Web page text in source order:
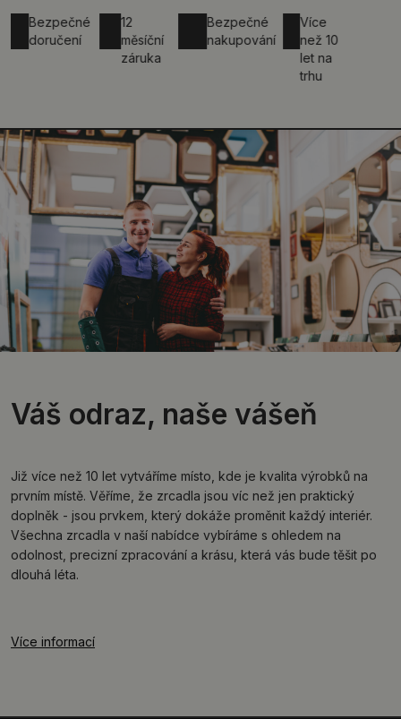
Bezpečné
doručení
měsíční
záruka
Bezpečné
nakupování
než 10
let na
Váš odraz, naše vášeň
Již více než 10 let vytváříme místo, kde je kvalita výrobků na
prvním místě. Věříme, že zrcadla jsou víc než jen praktický
doplněk - jsou prvkem, který dokáže proměnit každý interiér.
Všechna zrcadla v naší nabídce vybíráme s ohledem na
odolnost, precizní zpracování a krásu, která vás bude těšit po
dlouhá léta.
Více informací